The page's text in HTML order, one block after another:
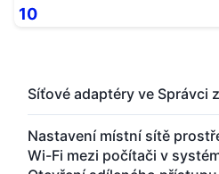
10
Síťové adaptéry ve Správci
Nastavení místní sítě
Wi-Fi mezi počítači v